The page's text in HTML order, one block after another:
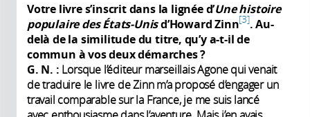
Votre livre s’inscrit dans la lignée d’Une histoire
populaire des États-Unisd’Howard Zinn 3 . Au-
delà de la similitude du titre, qu’y a-t-il de
commun à vos deux démarches?
G. N. : Lorsque l’éditeur marseillais Agone qui venait
de traduire le livre de Zinn m’a proposé d’engager un
travail comparable sur la France, je me suis lancé